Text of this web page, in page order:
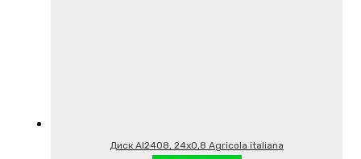
Диск AI2408, 24х0,8 Agricola italiana